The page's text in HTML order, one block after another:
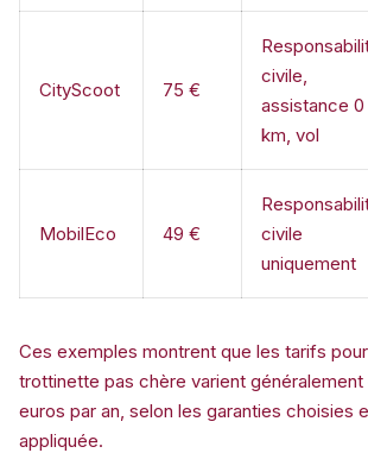
CityScoot 75 €
civile,
assistance 0
km, vol
MobilEco 49 €
civile
uniquement
Ces exemples montrent que les tarifs
trottinette pas chère varient
euros par an, selon les garanties choisies
appliquée.